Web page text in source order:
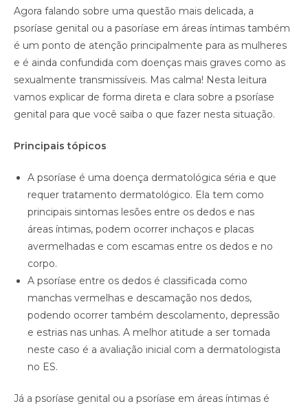
Agora falando sobre uma questão mais delicada, a
psoríase genital ou a pasoríase em áreas íntimas também
é um ponto de atenção principalmente para as mulheres
e é ainda confundida com doenças mais graves como as
sexualmente transmissíveis. Mas calma! Nesta leitura
vamos explicar de forma direta e clara sobre a psoríase
genital para que você saiba o que fazer nesta situação.
Principais tópicos
A psoríase é uma doença dermatológica séria e que
requer tratamento dermatológico. Ela tem como
principais sintomas lesões entre os dedos e nas
áreas íntimas, podem ocorrer inchaços e placas
avermelhadas e com escamas entre os dedos e no
corpo.
A psoríase entre os dedos é classificada como
manchas vermelhas e descamação nos dedos,
podendo ocorrer também descolamento, depressão
e estrias nas unhas. A melhor atitude a ser tomada
neste caso é a avaliação inicial com a dermatologista
no ES.
Já a psoríase genital ou a psoríase em áreas íntimas é